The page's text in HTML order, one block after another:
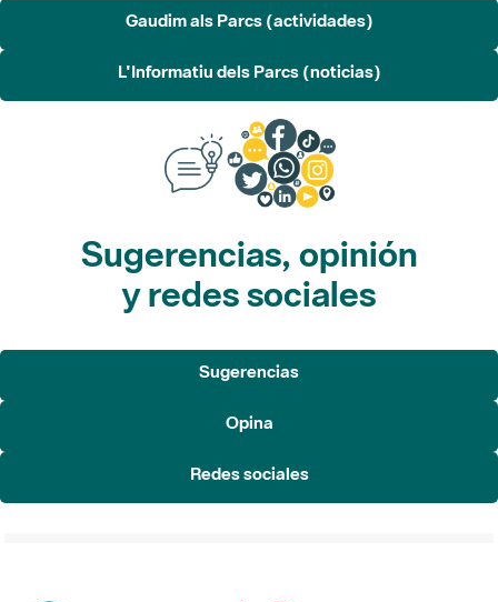
Gaudim als Parcs (actividades)
L'Informatiu dels Parcs (noticias)
Sugerencias, opinión
y redes sociales
Sugerencias
Opina
Redes sociales